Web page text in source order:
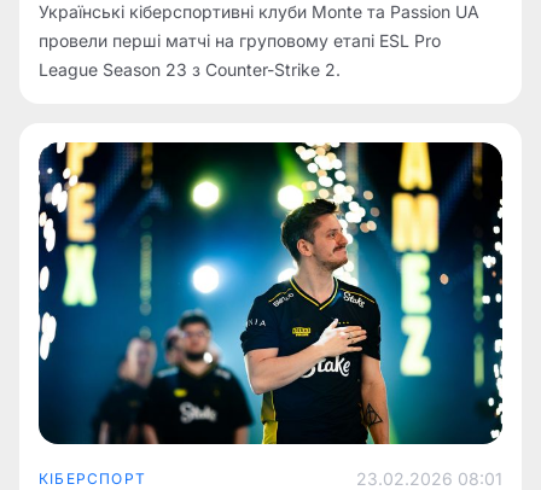
Українські кіберспортивні клуби Monte та Passion UA
провели перші матчі на груповому етапі ESL Pro
League Season 23 з Counter-Strike 2.
КІБЕРСПОРТ 23.02.2026 08:01